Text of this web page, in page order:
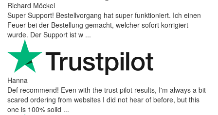
Richard Möckel
Super Support! Bestellvorgang hat super funktioniert. Ich einen
Feuer bei der Bestellung gemacht, welcher sofort korrigiert
wurde. Der Support ist w ...
Hanna
Def recommend! Even with the trust pilot results, I'm always a bit
scared ordering from websites I did not hear of before, but this
one is 100% solid ...